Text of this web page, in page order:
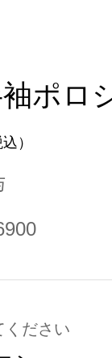
ポロ
込）
ください